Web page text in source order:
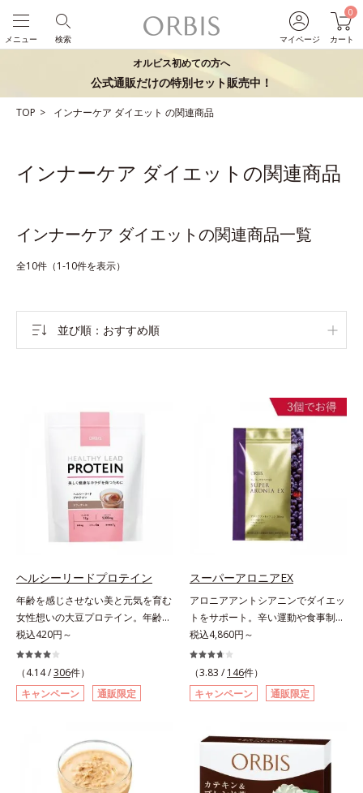
マイページ
0
カート
検索
メニュー
オルビス初めての方へ
公式通販だけの特別セット販売中！
TOP インナーケア ダイエット の関連商品
インナーケア ダイエットの関連商品
インナーケア ダイエットの関連商品一覧
全10件（1-10件を表示）
並び順 おすすめ順
ヘルシーリードプロテイン
年齢を感じさせない美と元気を育む
女性想いの大豆プロテイン。年齢を
感じさせない美と元気を育む、女性
想いの大豆プロテインです。1杯で
不足しがちなたんぱく質を補えま
す。大人女性の食習慣に基づき質と
量を考え、更年世代の女性に人気の
（大豆由来の植物性たんぱく質）を
採用しました。吸収が穏やかで、腹
持ちがいいのもポイントです。体を
作る材料であるたんぱく質12g(*1)
税込420円～
（4.14 /306件）
キャンペーン
通販限定
スーパーアロニアEX
アロニアアントシアニンでダイエッ
トをサポート。辛い運動や食事制限
に立ち向かう、大人の“燃える気持
ち”を応援。年齢を重ねるほど、ダ
イエットが続かないと感じる方に。
チョークベリーとも呼ばれる東欧産
の健康果実アロニアの、アロニアア
力に着目！大人の燃焼意欲をサポー
トする、ダイエットサポートサプリ
メントです。アロニアを研究し続け
てきたオルビスが高品質のアロニア
税込4,860円～
（3.83 / 146件）
キャンペーン
通販限定